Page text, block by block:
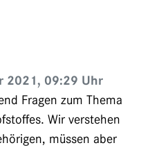
2021, 09:29 Uhr
Fragen zum Thema
Wir verstehen
müssen aber